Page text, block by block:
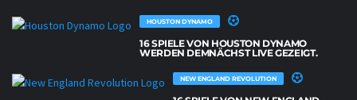
HOUSTON DYNAMO
16 SPIELE VON HOUSTON DYNAMO
WERDEN DEMNÄCHST LIVE GEZEIGT.
NEW ENGLAND REVOLUTION